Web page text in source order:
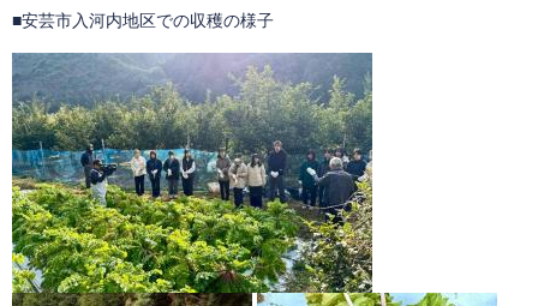
■安芸市入河内地区での収穫の様子